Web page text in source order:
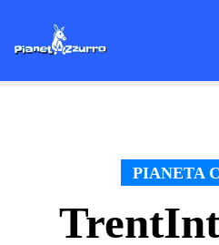
PIANETA